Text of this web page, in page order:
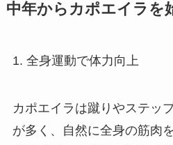
中年からカポエイラを
1. 全身運動で体力向上
カポエイラは蹴りやステッ
が多く、自然に全身の筋肉